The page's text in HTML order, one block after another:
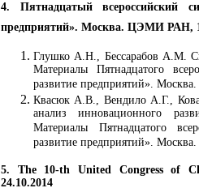
4. Пятнадцатый всероссийский
предприятий». Москва. ЦЭМИ РАН,
Глушко А.Н., Бессарабов А.М.
Материалы Пятнадцатого
развитие предприятий».
Квасюк А.В., Вендило А.Г.,
анализ инновационного
Материалы Пятнадцатого
развитие предприятий».
5.
The 10-th United Congress of
24.10.2014